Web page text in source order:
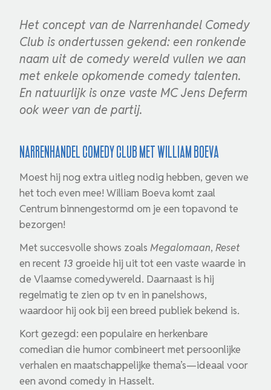
Het concept van de Narrenhandel Comedy
Club is ondertussen gekend: een ronkende
naam uit de comedy wereld vullen we aan
met enkele opkomende comedy talenten.
En natuurlijk is onze vaste MC Jens Deferm
ook weer van de partij.
Narrenhandel Comedy Club met William Boeva
Moest hij nog extra uitleg nodig hebben, geven we
het toch even mee! William Boeva komt zaal
Centrum binnengestormd om je een topavond te
bezorgen!
Met succesvolle shows zoals Megalomaan, Reset
en recent 13 groeide hij uit tot een vaste waarde in
de Vlaamse comedywereld. Daarnaast is hij
regelmatig te zien op tv en in panelshows,
waardoor hij ook bij een breed publiek bekend is.
Kort gezegd: een populaire en herkenbare
comedian die humor combineert met persoonlijke
verhalen en maatschappelijke thema’s—ideaal voor
een avond comedy in Hasselt.